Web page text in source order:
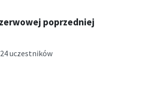
poprzedniej
uczestników